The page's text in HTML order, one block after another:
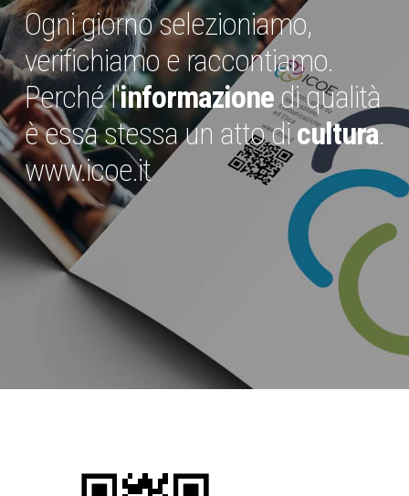
Ogni giorno selezioniamo,
verifichiamo e raccontiamo.
Perché l'informazionedi qualità
è essa stessa un atto dicultura.
www.icoe.it